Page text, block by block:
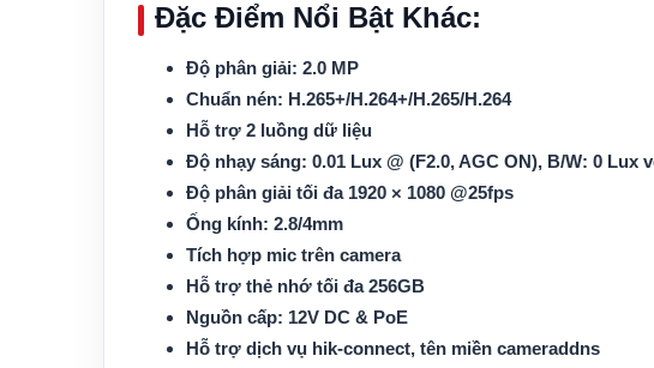
Đặc Điểm Nổi Bật Khác:
Độ phân giải: 2.0 MP
Chuẩn nén: H.265+/H.264+/H.265/H.264
Hỗ trợ 2 luồng dữ liệu
Độ nhạy sáng: 0.01 Lux @ (F2.0, AGC ON), B/W: 0 Lux
Độ phân giải tối đa 1920 × 1080 @25fps
Ống kính: 2.8/4mm
Tích hợp mic trên camera
Hỗ trợ thẻ nhớ tối đa 256GB
Nguồn cấp: 12V DC & PoE
Hỗ trợ dịch vụ hik-connect, tên miền cameraddns